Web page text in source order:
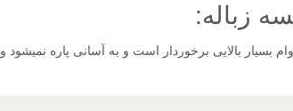
زباله:
بسیار بالایی برخوردار است و به آسانی پاره